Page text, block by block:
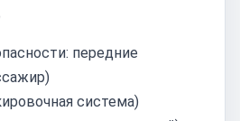
передние
система)